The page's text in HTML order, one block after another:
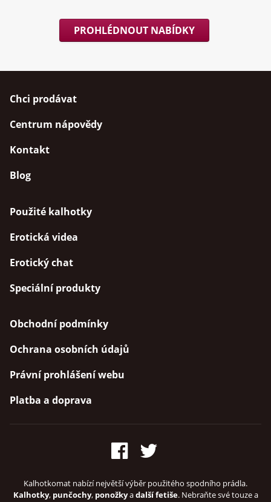
PROHLÉDNOUT NABÍDKY
Chci prodávat
Centrum nápovědy
Kontakt
Blog
Použité kalhotky
Erotická videa
Erotický chat
Speciální produkty
Obchodní podmínky
Ochrana osobních údajů
Právní prohlášení webu
Platba a doprava
Kalhotkomat nabízí největší výběr použitého spodního prádla.
Kalhotky, punčochy, ponožkyadalší fetiše. Nebraňte své touze a